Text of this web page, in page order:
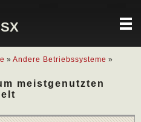
» Andere Betriebssysteme »
meistgenutzten